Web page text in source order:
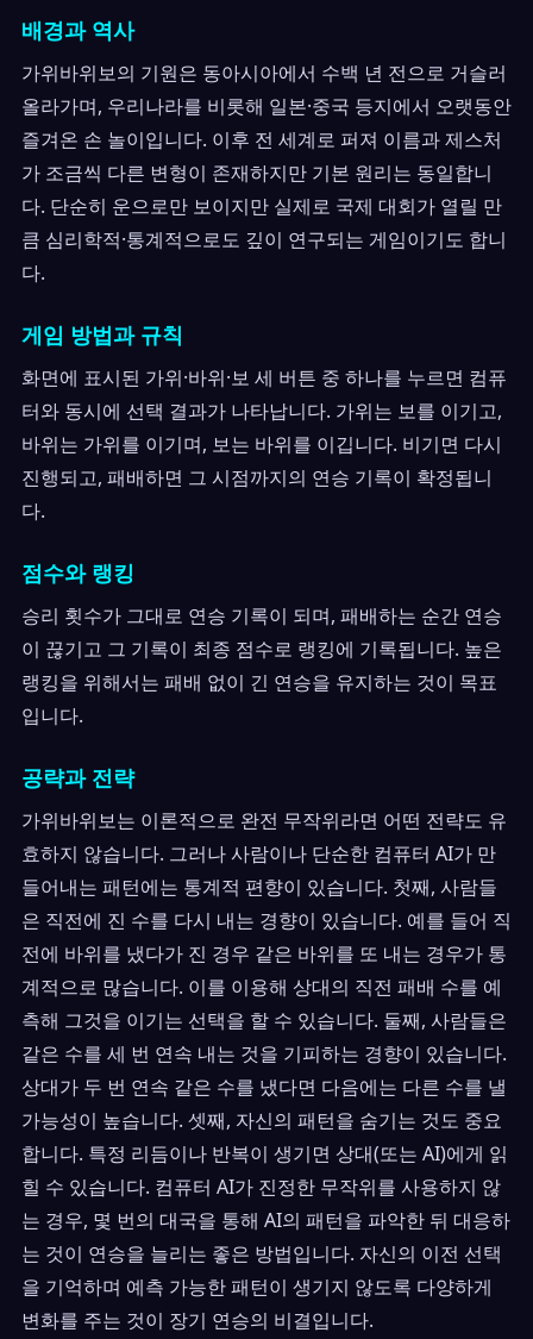
배경과 역사
가위바위보의 기원은 동아시아에서 수백 년 전으로 거슬러
올라가며, 우리나라를 비롯해 일본·중국 등지에서 오랫동안
즐겨온 손 놀이입니다. 이후 전 세계로 퍼져 이름과 제스처
가 조금씩 다른 변형이 존재하지만 기본 원리는 동일합니
다. 단순히 운으로만 보이지만 실제로 국제 대회가 열릴 만
큼 심리학적·통계적으로도 깊이 연구되는 게임이기도 합니
다.
게임 방법과 규칙
화면에 표시된 가위·바위·보 세 버튼 중 하나를 누르면 컴퓨
터와 동시에 선택 결과가 나타납니다. 가위는 보를 이기고,
바위는 가위를 이기며, 보는 바위를 이깁니다. 비기면 다시
진행되고, 패배하면 그 시점까지의 연승 기록이 확정됩니
다.
점수와 랭킹
승리 횟수가 그대로 연승 기록이 되며, 패배하는 순간 연승
이 끊기고 그 기록이 최종 점수로 랭킹에 기록됩니다. 높은
랭킹을 위해서는 패배 없이 긴 연승을 유지하는 것이 목표
입니다.
공략과 전략
가위바위보는 이론적으로 완전 무작위라면 어떤 전략도 유
효하지 않습니다. 그러나 사람이나 단순한 컴퓨터 AI가 만
들어내는 패턴에는 통계적 편향이 있습니다. 첫째, 사람들
은 직전에 진 수를 다시 내는 경향이 있습니다. 예를 들어 직
전에 바위를 냈다가 진 경우 같은 바위를 또 내는 경우가 통
계적으로 많습니다. 이를 이용해 상대의 직전 패배 수를 예
측해 그것을 이기는 선택을 할 수 있습니다. 둘째, 사람들은
같은 수를 세 번 연속 내는 것을 기피하는 경향이 있습니다.
상대가 두 번 연속 같은 수를 냈다면 다음에는 다른 수를 낼
가능성이 높습니다. 셋째, 자신의 패턴을 숨기는 것도 중요
합니다. 특정 리듬이나 반복이 생기면 상대(또는 AI)에게 읽
힐 수 있습니다. 컴퓨터 AI가 진정한 무작위를 사용하지 않
는 경우, 몇 번의 대국을 통해 AI의 패턴을 파악한 뒤 대응하
는 것이 연승을 늘리는 좋은 방법입니다. 자신의 이전 선택
을 기억하며 예측 가능한 패턴이 생기지 않도록 다양하게
변화를 주는 것이 장기 연승의 비결입니다.